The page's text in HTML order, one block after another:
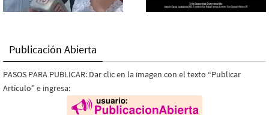
Publicación Abierta
PASOS PARA PUBLICAR: Dar clic en la imagen con el texto “Publicar
Artículo” e ingresa: